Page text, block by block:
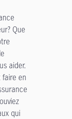
Que
aider.
en
qui